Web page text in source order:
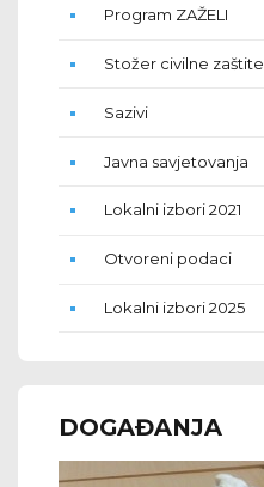
Program ZAŽELI
Stožer civilne zaštite
Sazivi
Javna savjetovanja
Lokalni izbori 2021
Otvoreni podaci
Lokalni izbori 2025
DOGAĐANJA